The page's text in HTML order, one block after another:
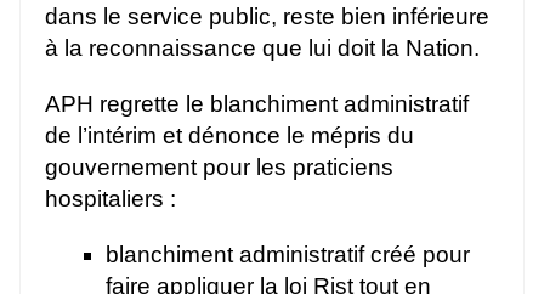
dans le service public, reste bien inférieure
à la reconnaissance que lui doit la Nation.
APH regrette le blanchiment administratif
de l’intérim et dénonce le mépris du
gouvernement pour les praticiens
hospitaliers :
blanchiment administratif créé pour
faire appliquer la loi Rist tout en